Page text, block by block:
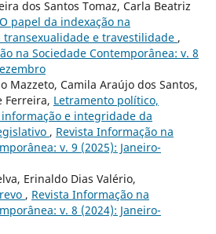
dos Santos Tomaz, Carla Beatriz
O papel da indexação na
transexualidade e travestilidade ,
na Sociedade Contemporânea: v. 8
Mazzeto, Camila Araújo dos Santos,
Ferreira, Letramento político,
e integridade da
, Revista Informação na
v. 9 (2025): Janeiro-
Erinaldo Dias Valério,
, Revista Informação na
v. 8 (2024): Janeiro-